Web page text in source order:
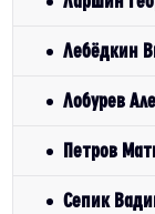
Лебёдкин
Лобурев
Петров
Сепик